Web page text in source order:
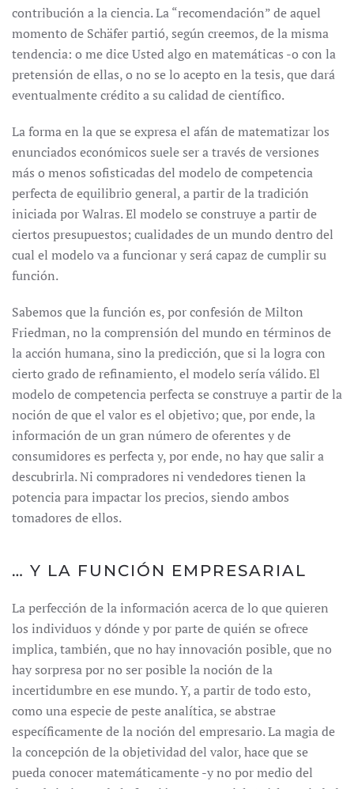
contribución a la ciencia. La “recomendación” de aquel
momento de Schäfer partió, según creemos, de la misma
tendencia: o me dice Usted algo en matemáticas -o con la
pretensión de ellas, o no se lo acepto en la tesis, que dará
eventualmente crédito a su calidad de científico.
La forma en la que se expresa el afán de matematizar los
enunciados económicos suele ser a través de versiones
más o menos sofisticadas del modelo de competencia
perfecta de equilibrio general, a partir de la tradición
iniciada por Walras. El modelo se construye a partir de
ciertos presupuestos; cualidades de un mundo dentro del
cual el modelo va a funcionar y será capaz de cumplir su
función.
Sabemos que la función es, por confesión de Milton
Friedman, no la comprensión del mundo en términos de
la acción humana, sino la predicción, que si la logra con
cierto grado de refinamiento, el modelo sería válido. El
modelo de competencia perfecta se construye a partir de la
noción de que el valor es el objetivo; que, por ende, la
información de un gran número de oferentes y de
consumidores es perfecta y, por ende, no hay que salir a
descubrirla. Ni compradores ni vendedores tienen la
potencia para impactar los precios, siendo ambos
tomadores de ellos.
… Y LA FUNCIÓN EMPRESARIAL
La perfección de la información acerca de lo que quieren
los individuos y dónde y por parte de quién se ofrece
implica, también, que no hay innovación posible, que no
hay sorpresa por no ser posible la noción de la
incertidumbre en ese mundo. Y, a partir de todo esto,
como una especie de peste analítica, se abstrae
específicamente de la noción del empresario. La magia de
la concepción de la objetividad del valor, hace que se
pueda conocer matemáticamente -y no por medio del